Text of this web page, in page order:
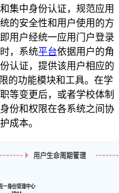
集中身份认证，规范应用
的安全性和用户使用的方
用户经统一应用门户登录
，系统平台依据用户的角
认证，提供该用户相应的
的功能模块和工具。在学
等变更后，或者学校体制
份和权限在各系统之间协
成本。